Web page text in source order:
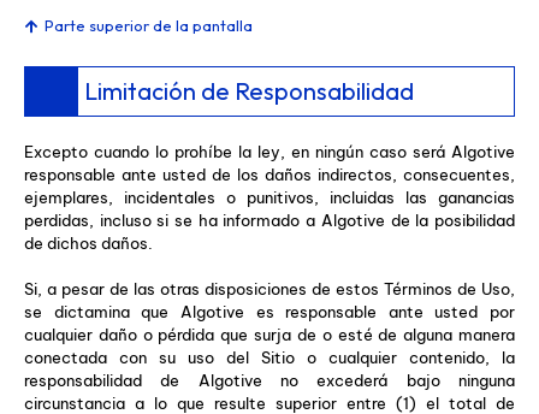
Parte superior de la pantalla
Limitación de Responsabilidad
Excepto cuando lo prohíbe la ley, en ningún caso será Algotive
responsable ante usted de los daños indirectos, consecuentes,
ejemplares, incidentales o punitivos, incluidas las ganancias
perdidas, incluso si se ha informado a Algotive de la posibilidad
de dichos daños.
Si, a pesar de las otras disposiciones de estos Términos de Uso,
se dictamina que Algotive es responsable ante usted por
cualquier daño o pérdida que surja de o esté de alguna manera
conectada con su uso del Sitio o cualquier contenido, la
responsabilidad de Algotive no excederá bajo ninguna
circunstancia a lo que resulte superior entre (1) el total de